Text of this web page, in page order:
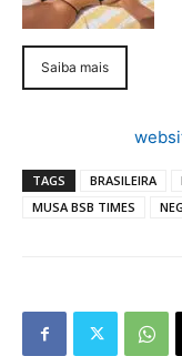
Saiba mais
TAGS BRASILEIRA
MUSA BSB TIMES